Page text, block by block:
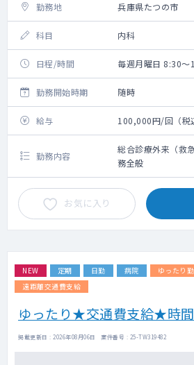
勤務地 兵庫県たつの市
科目 内科
日程/時間 毎週月曜日 8:30～
勤務開始時期 随時
給与 100,000円/回（税
勤務内容
総合診療外来（救
務全般
お気に入り
NEW 定期 日勤 病院 ゆったり
遠距離交通費支給
ゆったり★交通費支給★時
掲載更新日 : 2026年08月06日 案件番号 : 25-TW319482